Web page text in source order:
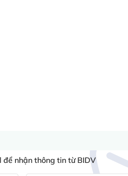
nhận thông tin từ BIDV